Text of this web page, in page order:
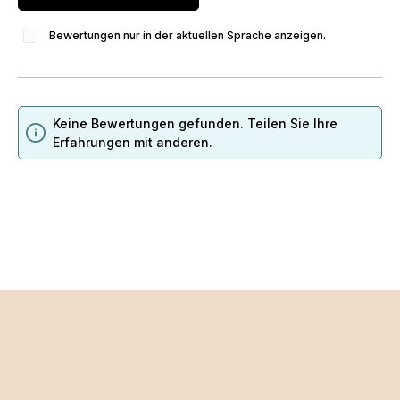
Bewertungen nur in der aktuellen Sprache anzeigen.
Keine Bewertungen gefunden. Teilen Sie Ihre
Erfahrungen mit anderen.